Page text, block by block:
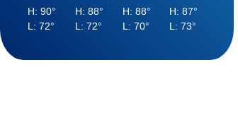
H: 90°
L: 72°
H: 88°
L: 72°
H: 88°
L: 70°
H:87°
L:73°